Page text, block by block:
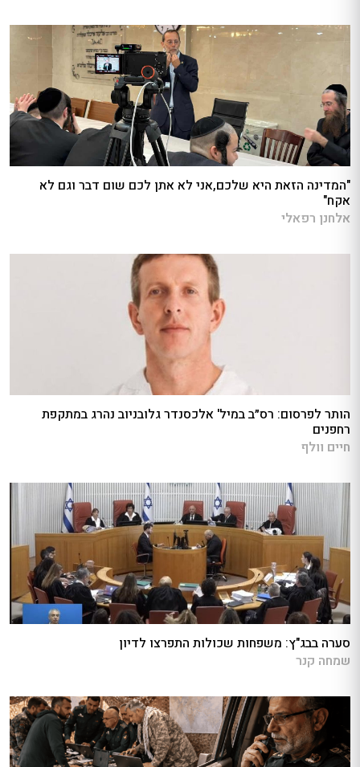
"המדינה הזאת היא שלכם,אני לא אתן לכם שום דבר וגם לא
אקח"
אלחנן רפאלי
הותר לפרסום: רס״ב במיל' אלכסנדר גלובניוב נהרג במתקפת
רחפנים
חיים וולף
סערה בבג"ץ: משפחות שכולות התפרצו לדיון
שמחה קנר